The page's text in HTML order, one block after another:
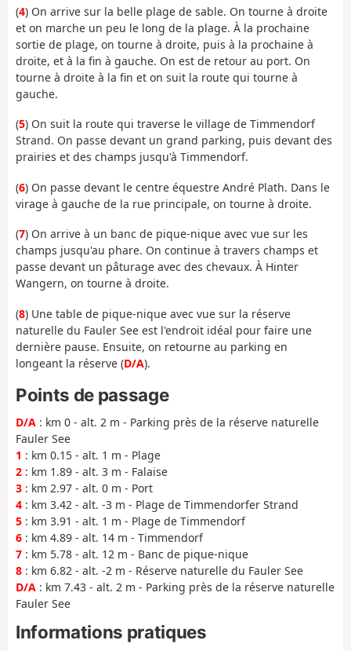
(4) On arrive sur la belle plage de sable. On tourne à droite
et on marche un peu le long de la plage. À la prochaine
sortie de plage, on tourne à droite, puis à la prochaine à
droite, et à la fin à gauche. On est de retour au port. On
tourne à droite à la fin et on suit la route qui tourne à
gauche.
(5) On suit la route qui traverse le village de Timmendorf
Strand. On passe devant un grand parking, puis devant des
prairies et des champs jusqu'à Timmendorf.
(6) On passe devant le centre équestre André Plath. Dans le
virage à gauche de la rue principale, on tourne à droite.
(7) On arrive à un banc de pique-nique avec vue sur les
champs jusqu'au phare. On continue à travers champs et
passe devant un pâturage avec des chevaux. À Hinter
Wangern, on tourne à droite.
(8) Une table de pique-nique avec vue sur la réserve
naturelle du Fauler See est l'endroit idéal pour faire une
dernière pause. Ensuite, on retourne au parking en
longeant la réserve (D/A).
Points de passage
D/A : km 0 - alt. 2 m - Parking près de la réserve naturelle
Fauler See
1 : km 0.15 - alt. 1 m - Plage
2 : km 1.89 - alt. 3 m - Falaise
3 : km 2.97 - alt. 0 m - Port
4 : km 3.42 - alt. -3 m - Plage de Timmendorfer Strand
5 : km 3.91 - alt. 1 m - Plage de Timmendorf
6 : km 4.89 - alt. 14 m - Timmendorf
7 : km 5.78 - alt. 12 m - Banc de pique-nique
8 : km 6.82 - alt. -2 m - Réserve naturelle du Fauler See
D/A : km 7.43 - alt. 2 m - Parking près de la réserve naturelle
Fauler See
Informations pratiques